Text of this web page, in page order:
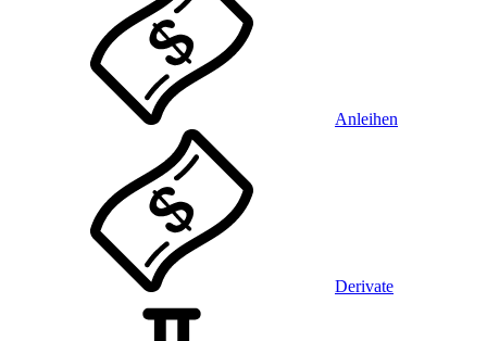
Anleihen
Derivate